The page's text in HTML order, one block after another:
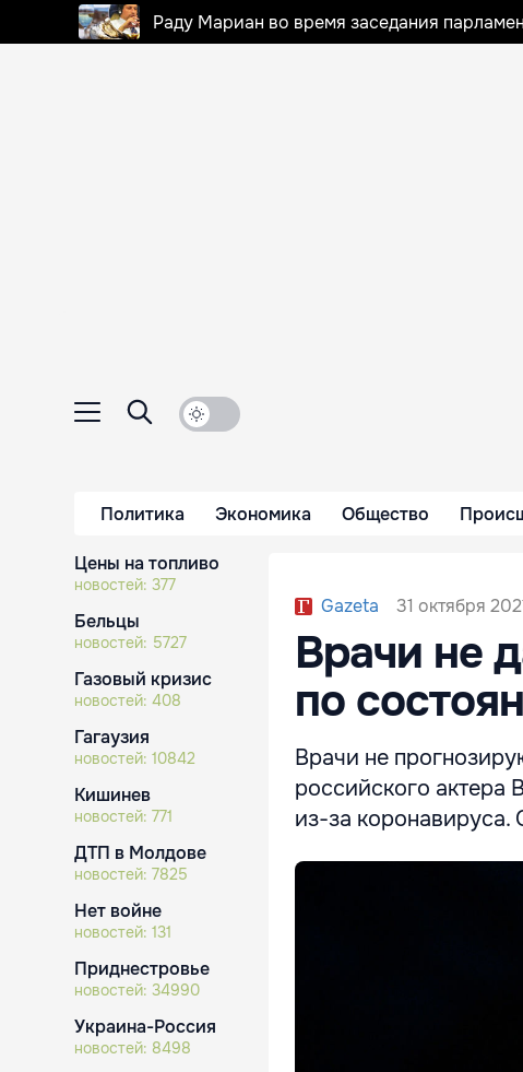
Раду Мариан во время заседания
Политика Экономика Общество
Цены на топливо
новостей: 377
Бельцы
новостей: 5727
Газовый кризис
новостей: 408
Гагаузия
новостей: 10842
Кишинев
новостей: 771
ДТП в Молдове
новостей: 7825
Нет войне
новостей: 131
Приднестровье
новостей: 34990
Украина-Россия
новостей: 8498
Gazeta 31 октября
Врачи не
по
Врачи не
российского актера
из-за